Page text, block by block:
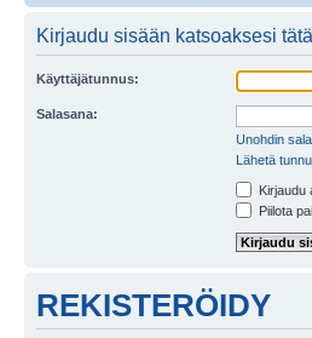
Kirjaudu sisään katsoaksesi
Käyttäjätunnus:
Salasana:
Unohdin
Lähetä
Kirjaudu
Piilota
REKISTERÖIDY